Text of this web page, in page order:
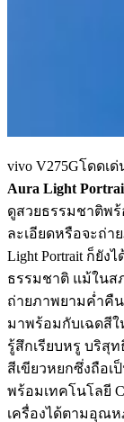
vivo V275Gโดดเ
Aura Light
ดูสวยธรรมชาติพ
ละเอียดหรือจะถ่า
Light Portrait ก็ยั
ธรรมชาติ แม้ใน
ถ่ายภาพยามค่ำคื
มาพร้อมกับเฉดสีใ
รู้สึกเรียบหรู บริสุ
สีเขียวหยกซึ่งถือ
พร้อมเทคโนโลยี
เครื่องได้ตามอุณ